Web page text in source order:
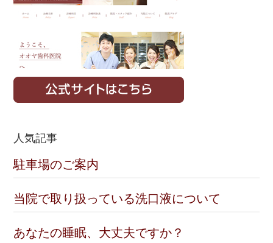
人気記事
駐車場のご案内
当院で取り扱っている洗口液について
あなたの睡眠、大丈夫ですか？